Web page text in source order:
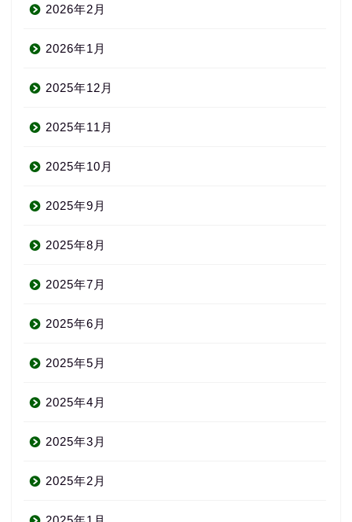
2026年2月
2026年1月
2025年12月
2025年11月
2025年10月
2025年9月
2025年8月
2025年7月
2025年6月
2025年5月
2025年4月
2025年3月
2025年2月